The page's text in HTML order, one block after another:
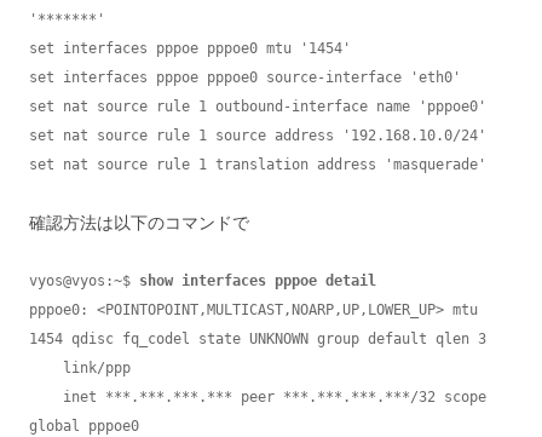
'*******'
set interfaces pppoe pppoe0 mtu '1454'
set interfaces pppoe pppoe0 source-interface 'eth0'
set nat source rule 1 outbound-interface name 'pppoe0'
set nat source rule 1 source address '192.168.10.0/24'
set nat source rule 1 translation address 'masquerade'
確認方法は以下のコマンドで
vyos@vyos:~$ show interfaces pppoe detail
pppoe0: <POINTOPOINT,MULTICAST,NOARP,UP,LOWER_UP> mtu
1454 qdisc fq_codel state UNKNOWN group default qlen 3
global pppoe0